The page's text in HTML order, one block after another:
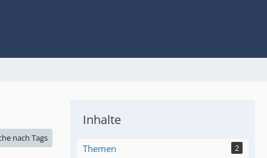
nach Tags
Inhalte
Themen 2